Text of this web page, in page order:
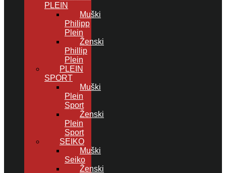
PLEIN
Muški
Philipp
Plein
Ženski
Phillip
Plein
PLEIN
SPORT
Muški
Plein
Sport
Ženski
Plein
Sport
SEIKO
Muški
Seiko
Ženski